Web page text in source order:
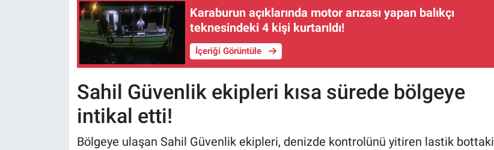
Karaburun açıklarında motor arızası yapan balıkçı
teknesindeki 4 kişi kurtarıldı!
İçeriği Görüntüle
Sahil Güvenlik ekipleri kısa sürede bölgeye
intikal etti!
Bölgeye ulaşan Sahil Güvenlik ekipleri, denizde kontrolünü yitiren lastik bottaki